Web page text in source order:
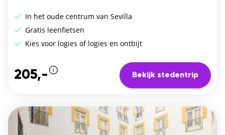
In het oude centrum van Sevilla
Gratis leenfietsen
Kies voor logies of logies en ontbijt
205,- Bekijk stedentrip